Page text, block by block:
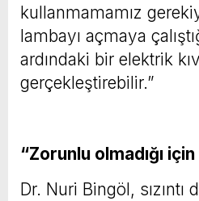
kullanmamamız
lambayı açmaya
ardındaki bir elektrik
gerçekleştirebilir.”
“Zorunlu olmadığı
Dr. Nuri Bingöl, sızıntı